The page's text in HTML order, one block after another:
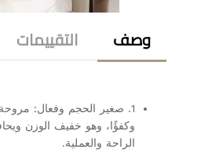
وصف التقييمات
وكفؤًا، وهو خفيف الوزن
الراحة والعملية.